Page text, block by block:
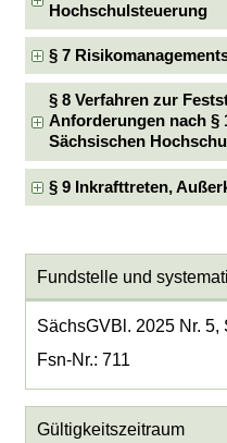
Hochschulsteuerung
§ 7
§ 8 Verfahren zur
Anforderungen nach §
Sächsischen
§ 9 Inkrafttreten,
Fundstelle und
SächsGVBl. 2025 Nr. 5,
Fsn-Nr.: 711
Gültigkeitszeitraum